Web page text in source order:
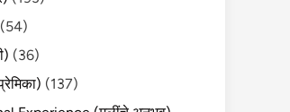
(54)
(36)
(137)